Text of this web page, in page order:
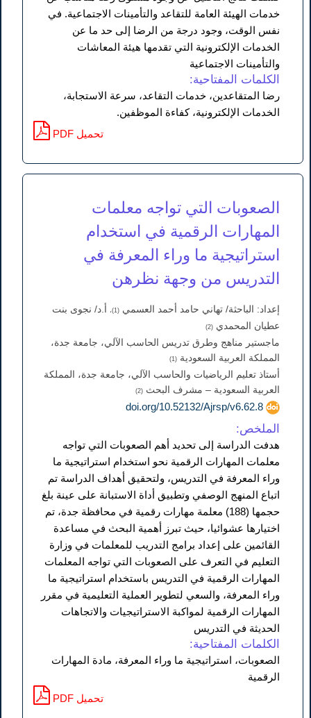
خدمات الهيئة العامة للتقاعد والتأمينات الاجتماعية. في
نفس الوقت، وجود درجة من الرضا إلى حد ما عن
الخدمات الإلكترونية التي تقدمها هيئة المعاشات
والتأمينات الاجتماعية
الكلمات المفتاحية:
رضا المتقاعدين، خدمات التقاعد، سرعة الاستجابة،
الخدمات الإلكترونية، كفاءة الموظفين.
PDF تحميل
الصعوبات التي تواجه معلمات
المهارات الرقمية في استخدام
استراتيجية ما وراء المعرفة في
التدريس من وجهة نظرهن
إعداد: الباحثة/ تهاني حامد أحمد العسمي (1)،
أ.د/ نجوى بنت
عطيان المحمدي (2)
ماجستير مناهج وطرق تدريس الحاسب الآلي، جامعة جدة،
المملكة العربية السعودية (1)
أستاذ تعليم الرياضيات والحاسب الآلي، جامعة جدة، المملكة
العربية السعودية – مشرف البحث (2)
doi.org/10.52132/Ajrsp/v6.62.8
الملخص:
هدفت الدراسة إلى تحديد أهم الصعوبات التي تواجه
معلمات المهارات الرقمية نحو استخدام استراتيجية ما
وراء المعرفة في التدريس، ولتحقيق أهداف الدراسة تم
اتباع المنهج الوصفي وتطبيق أداة الاستبانة على عينة بلغ
حجمها (188) معلمة مهارات رقمية في محافظة جدة، تم
اختيارها عشوائيا، حيث تبرز أهمية البحث في مساعدة
القائمين على إعداد برامج التدريب للمعلمات في وزارة
التعليم في التعرف على الصعوبات التي تواجه المعلمات
المهارات الرقمية في التدريس باستخدام استراتيجية ما
وراء المعرفة، والسعي لتطوير العملية التعليمية في مقرر
المهارات الرقمية لمواكبة الاستراتيجيات والاتجاهات
الحديثة في التدريس
الكلمات المفتاحية:
الصعوبات، استراتيجية ما وراء المعرفة، مادة المهارات
الرقمية
PDF تحميل